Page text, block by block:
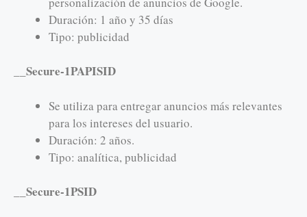
Duración: 1 año y 35 días
Tipo: publicidad
__Secure-1PAPISID
Se utiliza para entregar anuncios más relevantes
para los intereses del usuario.
Duración: 2 años.
Tipo: analítica, publicidad
__Secure-1PSID